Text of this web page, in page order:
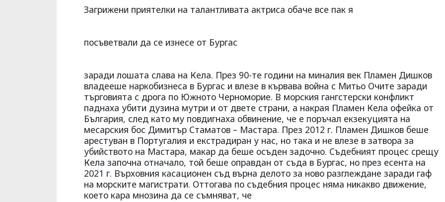
Загрижени приятелки на талантливата актриса обаче все пак я
посъветвали да се изнесе от Бургас
заради лошата слава на Кела. През 90-те години на миналия век Пламен Дишков
владееше наркобизнеса в Бургас и влезе в кървава война с Митьо Очите заради
търговията с дрога по Южното Черноморие. В морския гангстерски конфликт
паднаха убити дузина мутри и от двете страни, а накрая Пламен Кела офейка от
България, след като му повдигнаха обвинение, че е поръчал екзекуцията на
месарския бос Димитър Стаматов – Мастара. През 2012 г. Пламен Дишков беше
арестуван в Португалия и екстрадиран у нас, но така и не влезе в затвора за
убийството на Мастара, макар да беше осъден задочно. Съдебният процес срещу
Кела започна отначало, той беше оправдан от съда в Бургас, но през есента на
2021 г. Върховния касационен съд върна делото за ново разглеждане заради гаф
на морските магистрати. Оттогава по съдебния процес няма никакво движение,
което кара мнозина да се съмняват, че